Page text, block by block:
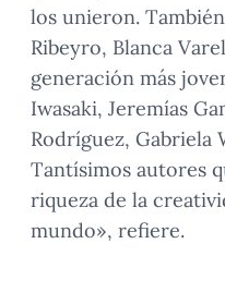
los unieron.
Ribeyro, Blanca
generación más
Iwasaki, Jeremías
Rodríguez, Gabriela
Tantísimos autores
riqueza de la
mundo», refiere.